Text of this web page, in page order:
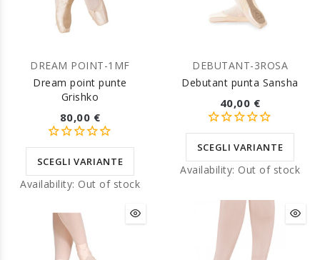
DREAM POINT-1MF
Dream point punte
Grishko
80,00 €
SCEGLI VARIANTE
Availability: Out of stock
DEBUTANT-3ROSA
Debutant punta Sansha
40,00 €
SCEGLI VARIANTE
Availability: Out of stock